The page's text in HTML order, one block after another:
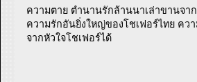
ความตาย ตำนานรักล้านนาเล่าขานจา
ความรักอันยิ่งใหญ่ของโชเฟอร์ไทย ควา
จากหัวใจโชเฟอร์ได้